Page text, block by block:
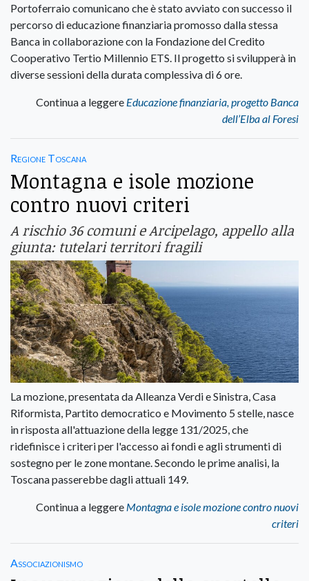
Portoferraio comunicano che è stato avviato con successo il
percorso di educazione finanziaria promosso dalla stessa
Banca in collaborazione con la Fondazione del Credito
Cooperativo Tertio Millennio ETS. Il progetto si svilupperà in
diverse sessioni della durata complessiva di 6 ore.
Continua a leggere Educazione finanziaria, progetto Banca
dell’Elba al Foresi
Regione Toscana
Montagna e isole mozione
contro nuovi criteri
A rischio 36 comuni e Arcipelago, appello alla
giunta: tutelari territori fragili
La mozione, presentata da Alleanza Verdi e Sinistra, Casa
Riformista, Partito democratico e Movimento 5 stelle, nasce
in risposta all'attuazione della legge 131/2025, che
ridefinisce i criteri per l'accesso ai fondi e agli strumenti di
sostegno per le zone montane. Secondo le prime analisi, la
Toscana passerebbe dagli attuali 149.
Continua a leggere Montagna e isole mozione contro nuovi
criteri
Associazionismo